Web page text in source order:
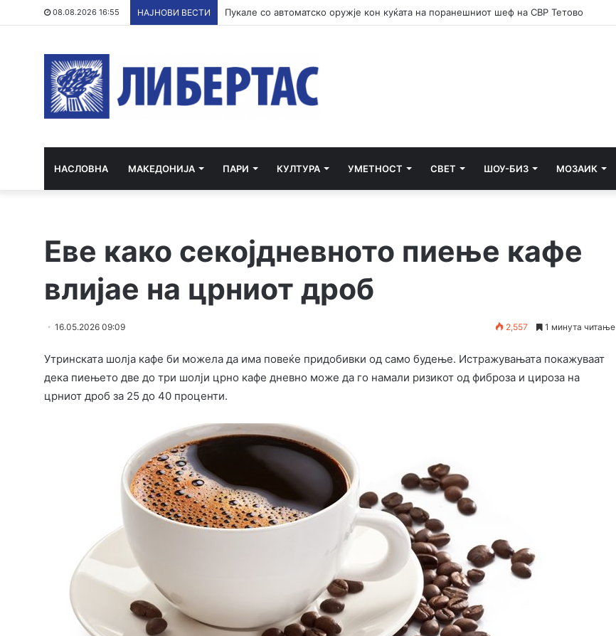
08.08.2026 16:55 НАЈНОВИ ВЕСТИ Филипче: Карпалак е потсетник дека мирот и стабилноста се бранат со одговорност
НАСЛОВНА МАКЕДОНИЈА ПАРИ КУЛТУРА УМЕТНОСТ СВЕТ ШОУ-БИЗ МОЗАИК
Еве како секојдневното пиење кафе
влијае на црниот дроб
16.05.2026 09:09 2,557 1 минута читање
Утринската шолја кафе би можела да има повеќе придобивки од само будење. Истражувањата покажуваат
дека пиењето две до три шолји црно кафе дневно може да го намали ризикот од фиброза и цироза на
црниот дроб за 25 до 40 проценти.